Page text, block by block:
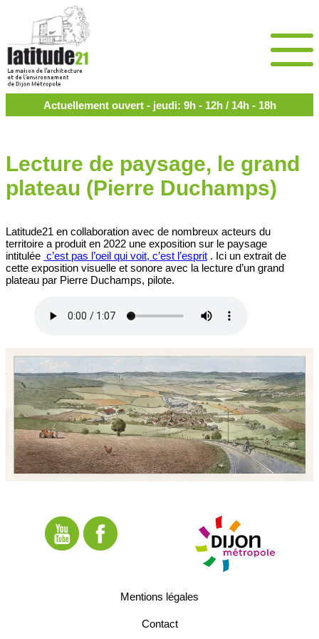
Actuellement ouvert - jeudi: 9h - 12h / 14h - 18h
Lecture de paysage, le grand
plateau (Pierre Duchamps)
Latitude21 en collaboration avec de nombreux acteurs du
territoire a produit en 2022 une exposition sur le paysage
intitulée c’est pas l’oeil qui voit, c’est l’esprit . Ici un extrait de
cette exposition visuelle et sonore avec la lecture d’un grand
plateau par Pierre Duchamps, pilote.
Mentions légales
Contact